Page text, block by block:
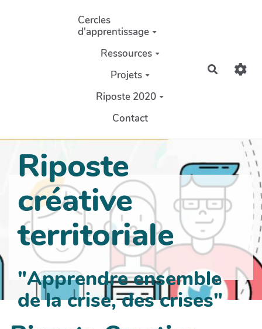
Aller au contenu principal
Cercles
d'apprentissage
Ressources
Projets
Riposte 2020
Contact
Riposte
créative
territoriale
"Apprendre ensemble
de la crise, des crises"